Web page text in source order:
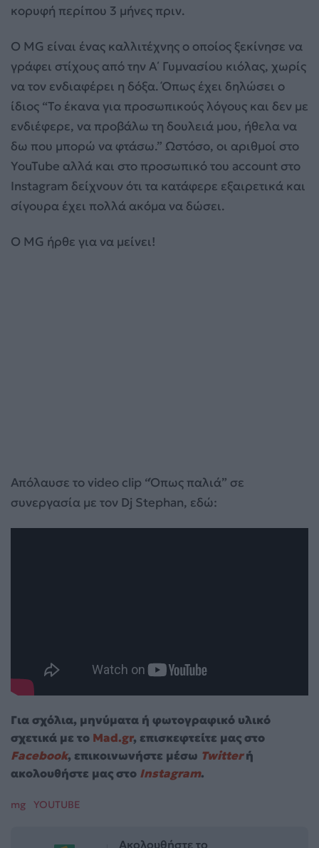
κορυφή περίπου 3 μήνες πριν.
Ο MG είναι ένας καλλιτέχνης ο οποίος ξεκίνησε να
γράφει στίχους από την Α΄ Γυμνασίου κιόλας, χωρίς
να τον ενδιαφέρει η δόξα. Όπως έχει δηλώσει ο
ίδιος “Το έκανα για προσωπικούς λόγους και δεν με
ενδιέφερε, να προβάλω τη δουλειά μου, ήθελα να
δω που μπορώ να φτάσω.” Ωστόσο, οι αριθμοί στο
YouTube αλλά και στο προσωπικό του account στο
Instagram δείχνουν ότι τα κατάφερε εξαιρετικά και
σίγουρα έχει πολλά ακόμα να δώσει.
Ο MG ήρθε για να μείνει!
Απόλαυσε το video clip “Όπως παλιά” σε
συνεργασία με τον Dj Stephan, εδώ:
Για σχόλια, μηνύματα ή φωτογραφικό υλικό
σχετικά με το Mad.gr, επισκεφτείτε μας στο
Facebook, επικοινωνήστε μέσω Twitterή
ακολουθήστε μας στο Instagram.
mg YOUTUBE
Ακολουθήστε το